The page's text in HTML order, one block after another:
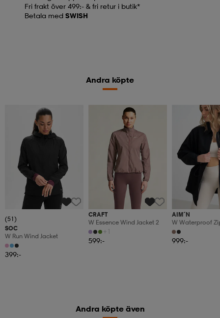
Fri frakt över 499:- & fri retur i butik*
Betala med SWISH
Andra köpte
(51)
SOC
W Run Wind Jacket
399:-
CRAFT
W Essence Wind Jacket 2
+1
599:-
AIM´N
W Waterproof
999:-
Andra köpte även